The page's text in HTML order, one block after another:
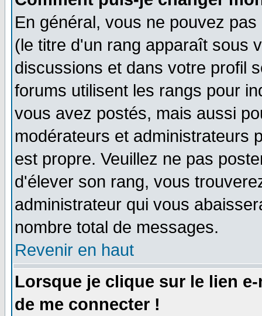
En général, vous ne pouvez
(le titre d'un rang apparaît sous
discussions et dans votre profil
forums utilisent les rangs pour
vous avez postés, mais aussi
modérateurs et administrateurs
est propre. Veuillez ne pas
d'élever son rang, vous
administrateur qui vous
nombre total de messages.
Revenir en haut
Lorsque je clique sur le lien
de me connecter !